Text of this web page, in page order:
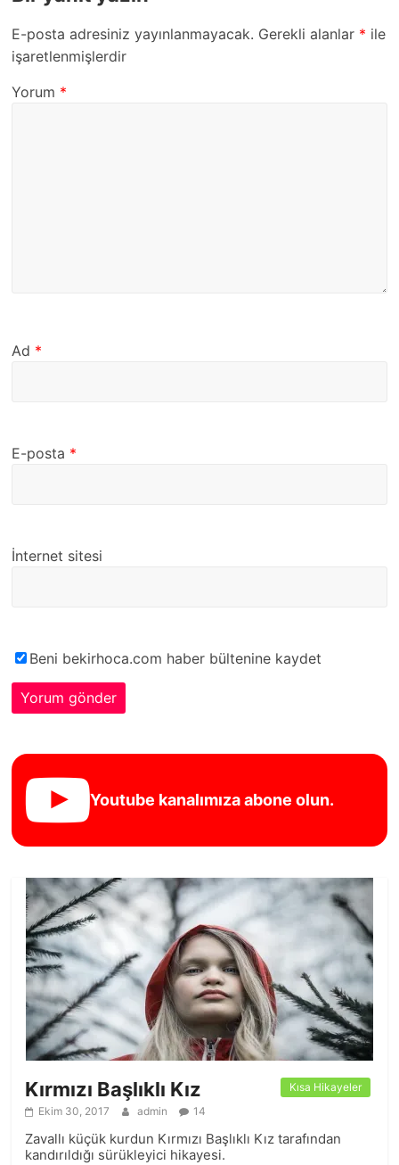
E-posta adresiniz yayınlanmayacak. Gerekli alanlar * ile
işaretlenmişlerdir
Yorum *
Ad *
E-posta *
İnternet sitesi
Beni bekirhoca.com haber bültenine kaydet
Youtube kanalımıza abone olun.
Kısa Hikayeler
Kırmızı Başlıklı Kız
Ekim 30, 2017 admin 14
Zavallı küçük kurdun Kırmızı Başlıklı Kız tarafından
kandırıldığı sürükleyici hikayesi.